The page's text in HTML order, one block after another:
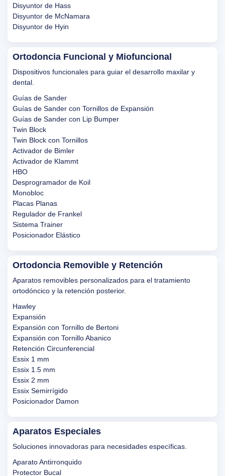
Disyuntor de Hass
Disyuntor de McNamara
Disyuntor de Hyin
Ortodoncia Funcional y Miofuncional
Dispositivos funcionales para guiar el desarrollo maxilar y
dental.
Guías de Sander
Guías de Sander con Tornillos de Expansión
Guías de Sander con Lip Bumper
Twin Block
Twin Block con Tornillos
Activador de Bimler
Activador de Klammt
HBO
Desprogramador de Koil
Monobloc
Placas Planas
Regulador de Frankel
Sistema Trainer
Posicionador Elástico
Ortodoncia Removible y Retención
Aparatos removibles personalizados para el tratamiento
ortodóncico y la retención posterior.
Hawley
Expansión
Expansión con Tornillo de Bertoni
Expansión con Tornillo Abanico
Retención Circunferencial
Essix 1 mm
Essix 1.5 mm
Essix 2 mm
Essix Semirrígido
Posicionador Damon
Aparatos Especiales
Soluciones innovadoras para necesidades específicas.
Aparato Antirronquido
Protector Bucal